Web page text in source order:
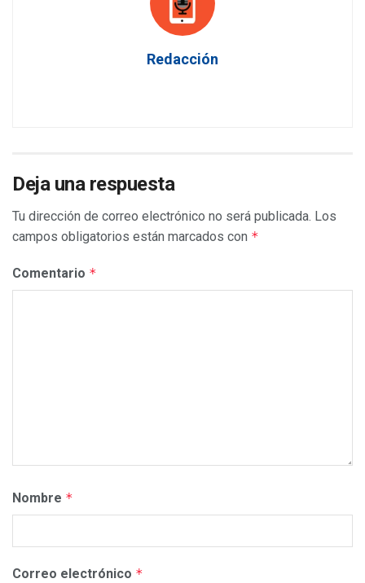
Redacción
Deja una respuesta
Tu dirección de correo electrónico no será publicada. Los
campos obligatorios están marcados con *
Comentario *
Nombre *
Correo electrónico *